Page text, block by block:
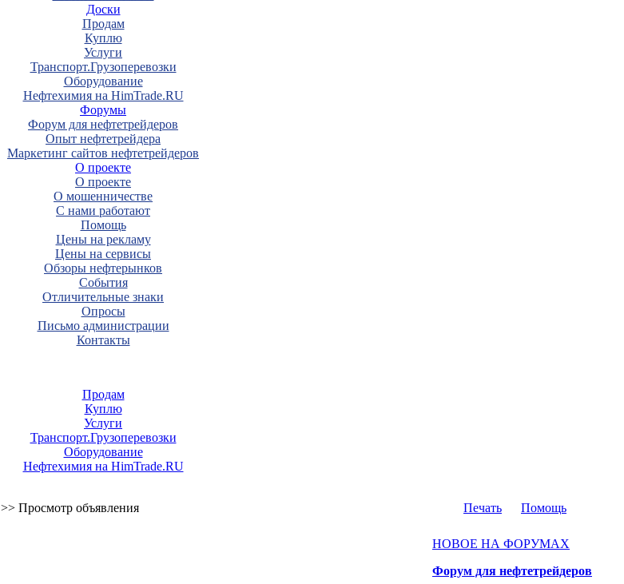
Доски
Продам
Куплю
Услуги
Транспорт.Грузоперевозки
Оборудование
Нефтехимия на HimTrade.RU
Форумы
Форум для нефтетрейдеров
Опыт нефтетрейдера
Маркетинг сайтов нефтетрейдеров
О проекте
О проекте
О мошенничестве
С нами работают
Помощь
Цены на рекламу
Цены на сервисы
Обзоры нефтерынков
События
Отличительные знаки
Опросы
Письмо администрации
Контакты
Продам
Куплю
Услуги
Транспорт.Грузоперевозки
Оборудование
Нефтехимия на HimTrade.RU
>> Просмотр объявления Печать Помощь
НОВОЕ НА ФОРУМАХ
Форум для нефтетрейдеров